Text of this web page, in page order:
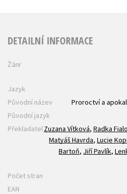
DETAILNÍ INFORMACE
Žánr
Jazyk
Původní název
Proroctví a
Původní jazyk
PřekladatelZuzana Vítková, Radka
Matyáš Havrda, Lucie
Bartoň, Jiří Pavlík,
Počet stran
EAN